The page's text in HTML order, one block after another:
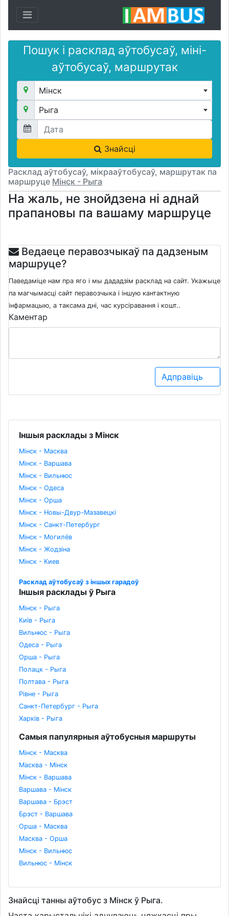
Toggle navigation
Пошук і расклад аўтобусаў, міні-
аўтобусаў, маршрутак
Мінск
Рыга
Знайсці
Расклад аўтобусаў, мікрааўтобусаў, маршрутак па
маршруце Мінск - Рыга
На жаль, не знойдзена ні аднай
прапановы па вашаму маршруце
Ведаеце перавозчыкаў па дадзеным
маршруце?
Паведаміце нам пра яго і мы дададзім расклад на сайт. Укажыце
па магчымасці сайт перавозчыка і іншую кантактную
інфармацыю, а таксама дні, час курсіравання і кошт..
Каментар
Адправіць
Іншыя расклады з Мінск
Мінск - Масква
Мінск - Варшава
Мінск - Вильнюс
Мінск - Одеса
Мінск - Орша
Мінск - Новы-Двур-Мазавецкі
Мінск - Санкт-Петербург
Мінск - Могилёв
Мінск - Жодзіна
Мінск - Киев
Расклад аўтобусаў з іншых гарадоў
Іншыя расклады ў Рыга
Мінск - Рыга
Київ - Рыга
Вильнюс - Рыга
Одеса - Рыга
Орша - Рыга
Полацк - Рыга
Полтава - Рыга
Рівне - Рыга
Санкт-Петербург - Рыга
Харків - Рыга
Самыя папулярныя аўтобусныя маршруты
Мінск - Масква
Масква - Мінск
Мінск - Варшава
Варшава - Мінск
Варшава - Брэст
Брэст - Варшава
Орша - Масква
Масква - Орша
Мінск - Вильнюс
Вильнюс - Мінск
Знайсці танны аўтобус з Мінск ў Рыга.